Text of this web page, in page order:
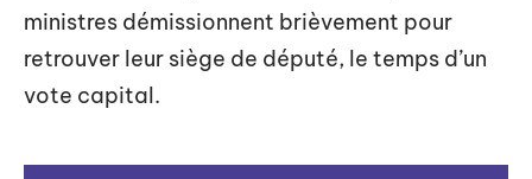
ministres démissionnent brièvement pour
retrouver leur siège de député, le temps d’un
vote capital.